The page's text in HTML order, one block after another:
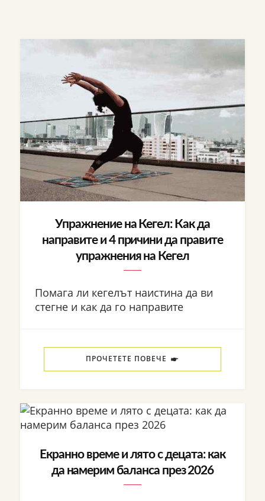
Упражнение на Кегел: Как да
направите и 4 причини да правите
упражнения на Кегел
Помага ли кегелът наистина да ви
стегне и как да го направите
ПРОЧЕТЕТЕ ПОВЕЧЕ
Екранно време и лято с децата: как
да намерим баланса през 2026